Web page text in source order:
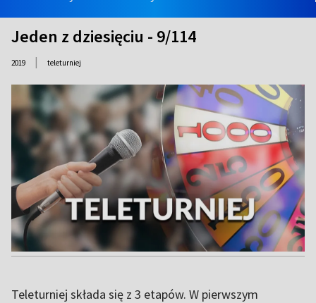
Jeden z dziesięciu - 9/114
2019 | teleturniej
Teleturniej składa się z 3 etapów. W pierwszym